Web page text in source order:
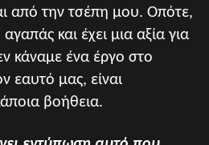
από την τσέπη μου. Οπότε,
και έχει μια αξία για
κάναμε ένα έργο στο
εαυτό μας, είναι
βοήθεια.